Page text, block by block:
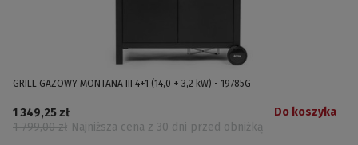
GRILL GAZOWY MONTANA III 4+1 (14,0 + 3,2 kW) - 19785G
1 349,25 zł
1 799,00 zł Najniższa cena z 30 dni przed obniżką
Do koszyka